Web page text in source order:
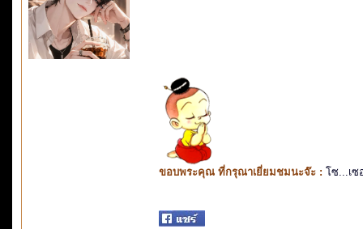
ขอบพระคุณ ที่กรุณาเยี่ยมชมนะจ๊ะ : โซ...เซ